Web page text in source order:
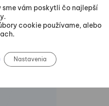
Praktické
vám poskytli čo najlepší
cookie používame, alebo
Nastavenia